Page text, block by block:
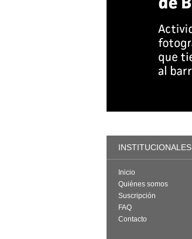
INSTITUCIONALES
Inicio
Quiénes somos
Suscripción
FAQ
Contacto